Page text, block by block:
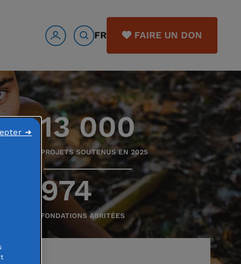
FR FAIRE UN DON
13 000
PROJETS SOUTENUS EN 2025
974
FONDATIONS ABRITÉES
➜